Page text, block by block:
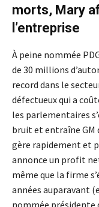
morts, Mary
l’entreprise
À peine nommée
de 30 millions
record dans le
défectueux qui a
les parlementaires
bruit et entraîne GM
gère rapidement et
annonce un profit
même que la firme
années auparavant
nommée présidente